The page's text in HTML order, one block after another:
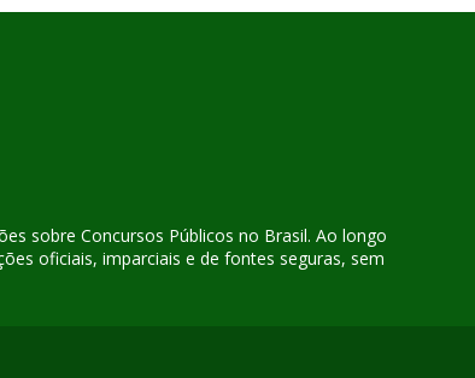
sobre Concursos Públicos no Brasil. Ao longo
oficiais, imparciais e de fontes seguras, sem